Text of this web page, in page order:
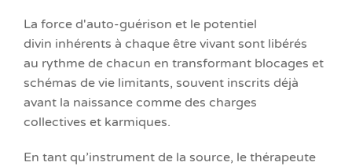
La force d'auto-guérison et le potentiel
divin inhérents à chaque être vivant sont libérés
au rythme de chacun en transformant blocages et
schémas de vie limitants, souvent inscrits déjà
avant la naissance comme des charges
collectives et karmiques.
En tant qu’instrument de la source, le thérapeute